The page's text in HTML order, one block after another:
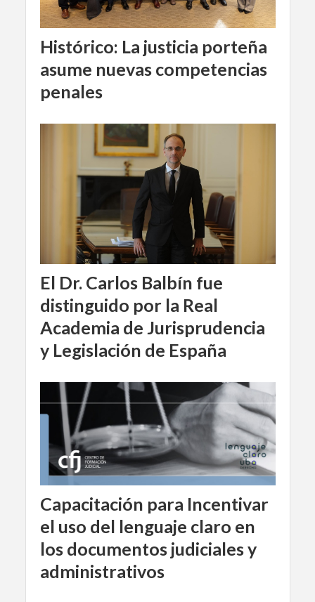
Histórico: La justicia porteña
asume nuevas competencias
penales
El Dr. Carlos Balbín fue
distinguido por la Real
Academia de Jurisprudencia
y Legislación de España
Capacitación para Incentivar
el uso del lenguaje claro en
los documentos judiciales y
administrativos